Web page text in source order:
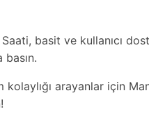
basit ve kullanıcı
kolaylığı arayanlar için